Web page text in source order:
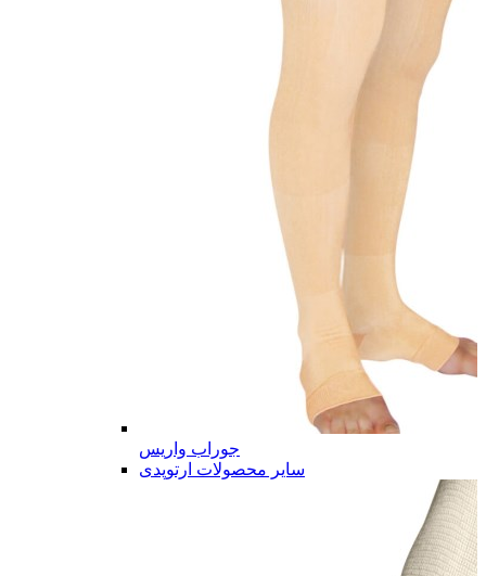
جوراب واریس
سایر محصولات ارتوپدی